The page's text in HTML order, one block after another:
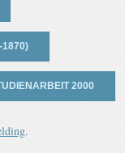
1870)
2000
.